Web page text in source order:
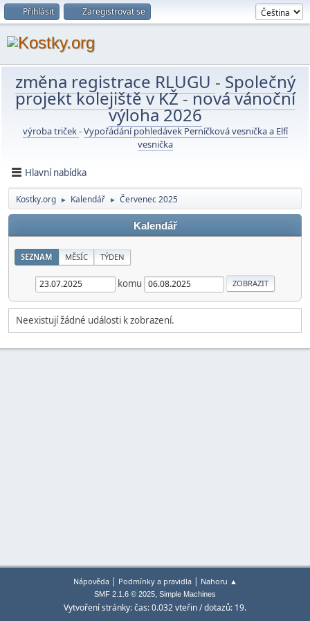
Přihlásit Zaregistrovat se
změna registrace RLUGU - Společný
projekt kolejiště v KŽ-nová vánoční
výloha 2026
výroba triček-Vypořádání pohledávek Perníčková vesnička a Elfí
vesnička
Hlavní nabídka
Kostky.org ► Kalendář ► Červenec 2025
Kalendář
SEZNAM MĚSÍC TÝDEN
komu
Neexistují žádné události k zobrazení.
Nápověda| Podmínky a pravidla| Nahoru ▲
SMF 2.1.6 © 2025, Simple Machines
Vytvoření stránky: čas: 0.032 vteřin / dotazů: 19.